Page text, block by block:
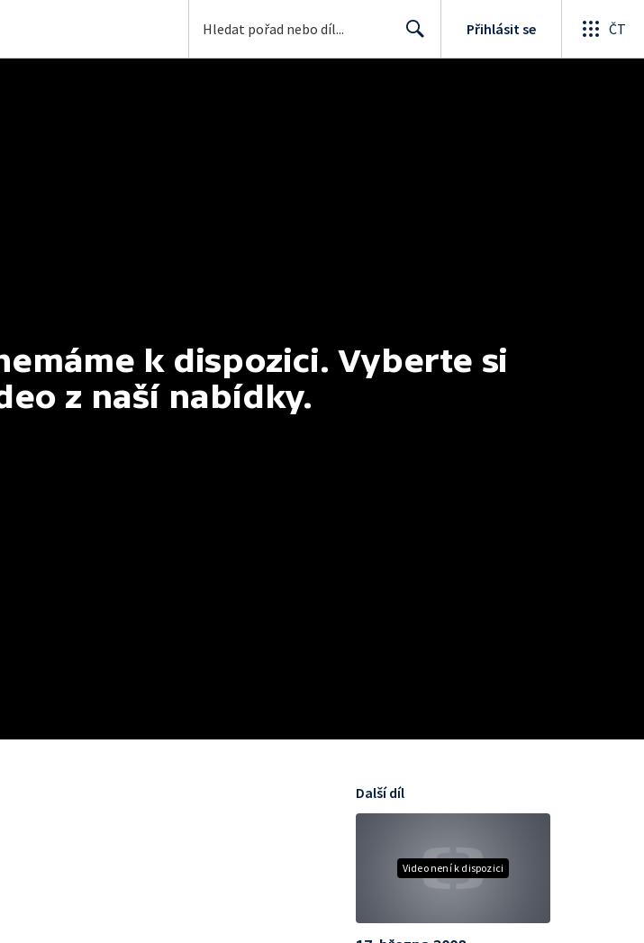
Přihlásit se ČT
k dispozici. Vyberte si
z naší nabídky.
Video není k dispozici
Další díl